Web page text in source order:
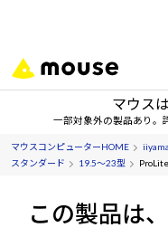
マウス
一部対象外の製品あり。
マウスコンピューターHOME
スタンダード
19.5～23型
この製品は